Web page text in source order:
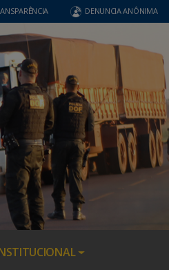
DENUNCIA ANÔNIMA